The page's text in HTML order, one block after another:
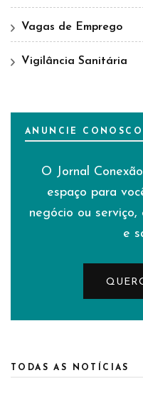
Vagas de Emprego
Vigilância Sanitária
ANUNCIE CONOSCO
O Jornal
espaço para
negócio ou
e
TODAS AS NOTÍCIAS